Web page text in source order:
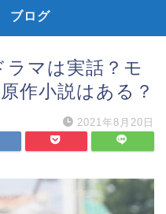
ブログ
マは実話？モ
作小説はある？
2021年8月20日